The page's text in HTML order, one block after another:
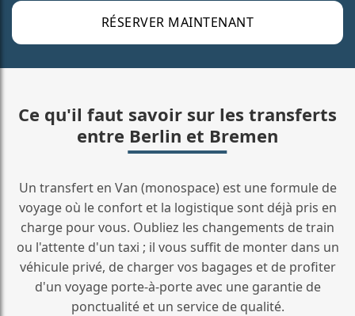
RÉSERVER MAINTENANT
Ce qu'il faut savoir sur les transferts
entre Berlin et Bremen
Un transfert en Van (monospace) est une formule de
voyage où le confort et la logistique sont déjà pris en
charge pour vous. Oubliez les changements de train
ou l'attente d'un taxi ; il vous suffit de monter dans un
véhicule privé, de charger vos bagages et de profiter
d'un voyage porte-à-porte avec une garantie de
ponctualité et un service de qualité.